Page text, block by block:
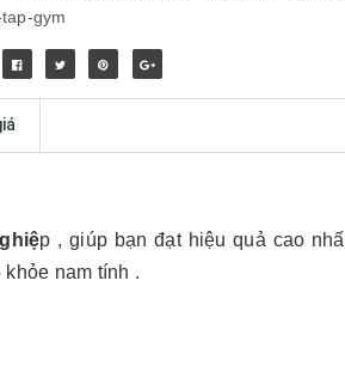
gym
p , giúp bạn đạt hiệu quả cao
nam tính .